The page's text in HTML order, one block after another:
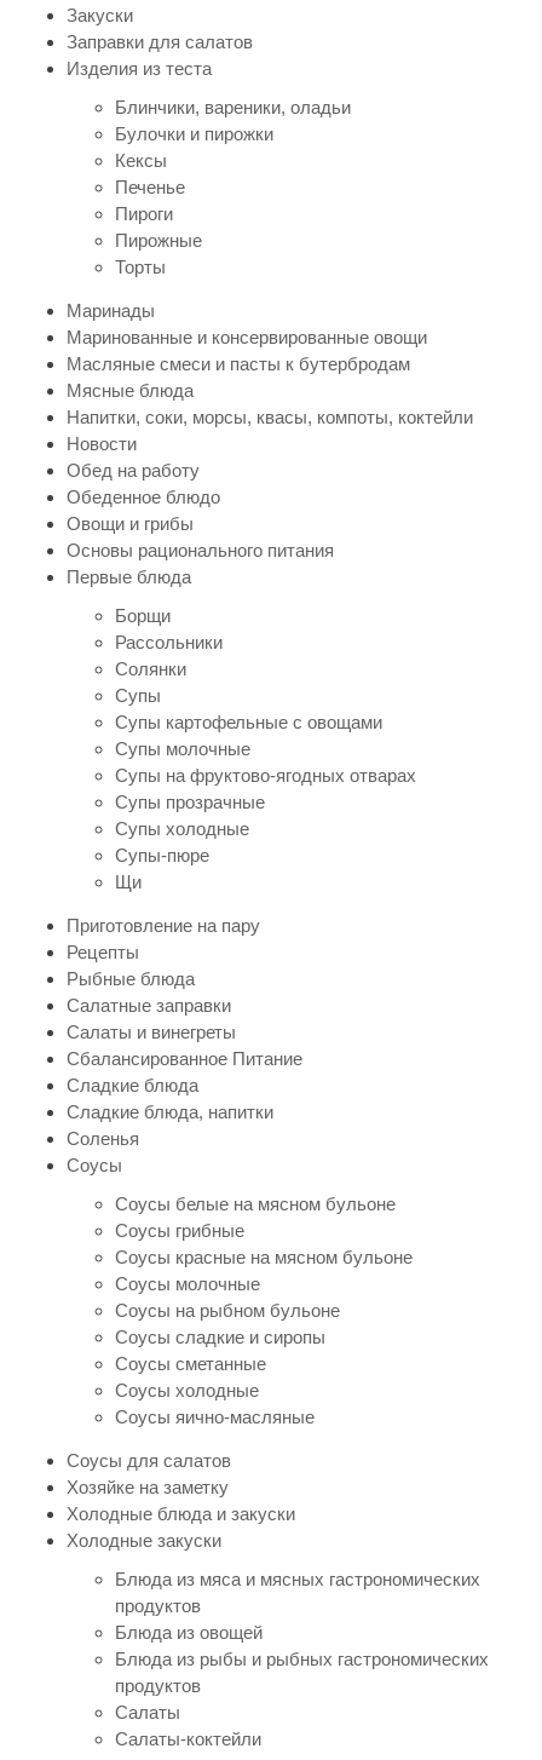
Закуски
Заправки для салатов
Изделия из теста
Блинчики, вареники, оладьи
Булочки и пирожки
Кексы
Печенье
Пироги
Пирожные
Торты
Маринады
Маринованные и консервированные овощи
Масляные смеси и пасты к бутербродам
Мясные блюда
Напитки, соки, морсы, квасы, компоты, коктейли
Новости
Обед на работу
Обеденное блюдо
Овощи и грибы
Основы рационального питания
Первые блюда
Борщи
Рассольники
Солянки
Супы
Супы картофельные с овощами
Супы молочные
Супы на фруктово-ягодных отварах
Супы прозрачные
Супы холодные
Супы-пюре
Щи
Приготовление на пару
Рецепты
Рыбные блюда
Салатные заправки
Салаты и винегреты
Сбалансированное Питание
Сладкие блюда
Сладкие блюда, напитки
Соленья
Соусы
Соусы белые на мясном бульоне
Соусы грибные
Соусы красные на мясном бульоне
Соусы молочные
Соусы на рыбном бульоне
Соусы сладкие и сиропы
Соусы сметанные
Соусы холодные
Соусы яично-масляные
Соусы для салатов
Хозяйке на заметку
Холодные блюда и закуски
Холодные закуски
Блюда из мяса и мясных гастрономических
продуктов
Блюда из овощей
Блюда из рыбы и рыбных гастрономических
продуктов
Салаты
Салаты-коктейли